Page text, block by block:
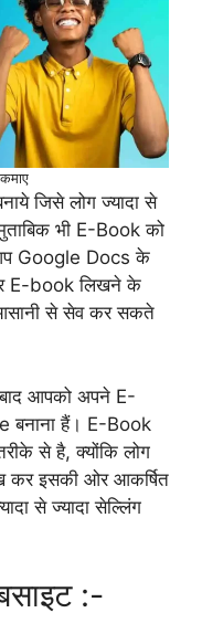
जिसे लोग ज्यादा से
भी E-Book को
Google Docs के
E-book लिखने के
से सेव कर सकते
आपको अपने E-
बनाना हैं। E-Book
से है, क्योंकि लोग
इसकी ओर आकर्षित
से ज्यादा सेल्लिंग
:-